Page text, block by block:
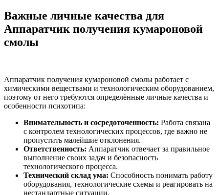
Важные личные качества для
Аппаратчик получения кумароновой
смолы
Аппаратчик получения кумароновой смолы работает с
химическими веществами и технологическим оборудованием,
поэтому от него требуются определённые личные качества и
особенности психотипа:
Внимательность и сосредоточенность: Работа связана
с контролем технологических процессов, где важно не
пропустить малейшие отклонения.
Ответственность: Аппаратчик отвечает за правильное
выполнение своих задач и безопасность
технологического процесса.
Технический склад ума: Способность понимать работу
оборудования, технологические схемы и реагировать на
нестандартные ситуации.